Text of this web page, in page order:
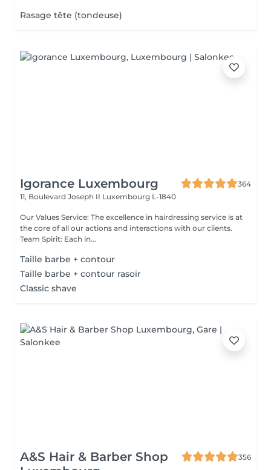
Rasage tête (tondeuse)
Igorance Luxembourg
364
11, Boulevard Joseph II Luxembourg L-1840
Our Values Service: The excellence in hairdressing service is at
the core of all our actions and interactions with our clients.
Team Spirit: Each in...
Taille barbe + contour
Taille barbe + contour rasoir
Classic shave
A&S Hair & Barber Shop
356